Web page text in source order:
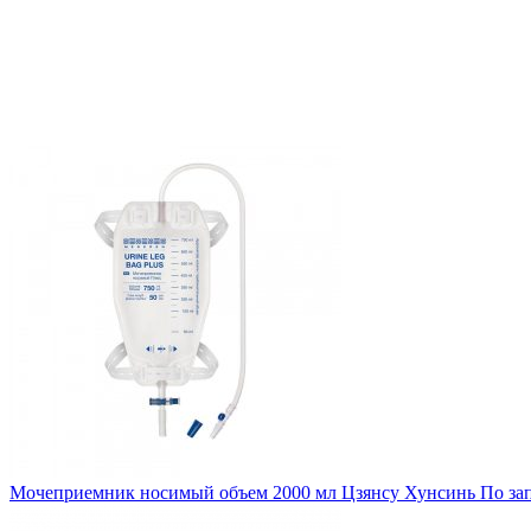
Мочеприемник носимый объем 2000 мл Цзянсу Хунсинь По